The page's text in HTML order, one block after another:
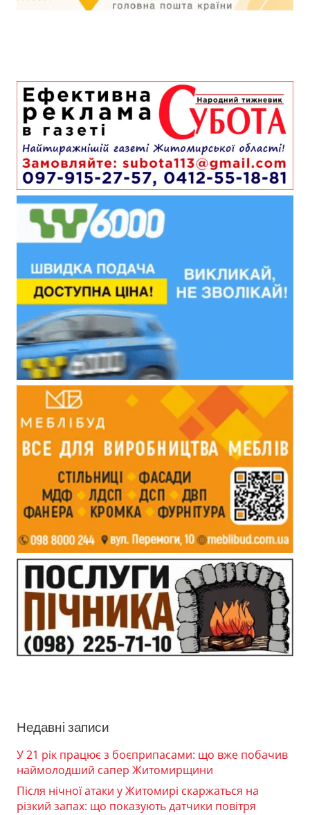
Недавні записи
У 21 рік працює з боєприпасами: що вже побачив
наймолодший сапер Житомирщини
Після нічної атаки у Житомирі скаржаться на
різкий запах: що показують датчики повітря